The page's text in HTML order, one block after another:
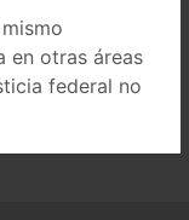
en otras áreas
federal no